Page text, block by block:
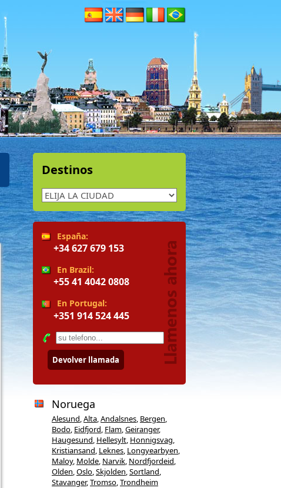
Destinos
España:
+34 627 679 153
En Brazil:
+55 41 4042 0808
En Portugal:
+351 914 524 445
Devolver llamada
Noruega
Alesund Alta Andalsnes Bergen
Bodo Eidfjord Flam Geiranger,
Haugesund Hellesylt Honnigsvag
Kristiansand Leknes Longyearbyen
Maloy, Molde Narvik Nordfjordeid
Olden Oslo Skjolden Sortland
Stavanger,Tromso Trondheim